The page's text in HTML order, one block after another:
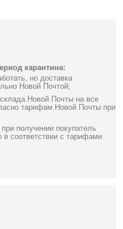
карантина:
но доставка
Новой Почтой;
Новой Почты на все
тарифам Новой Почты при
получении покупатель
в соответствии с тарифами